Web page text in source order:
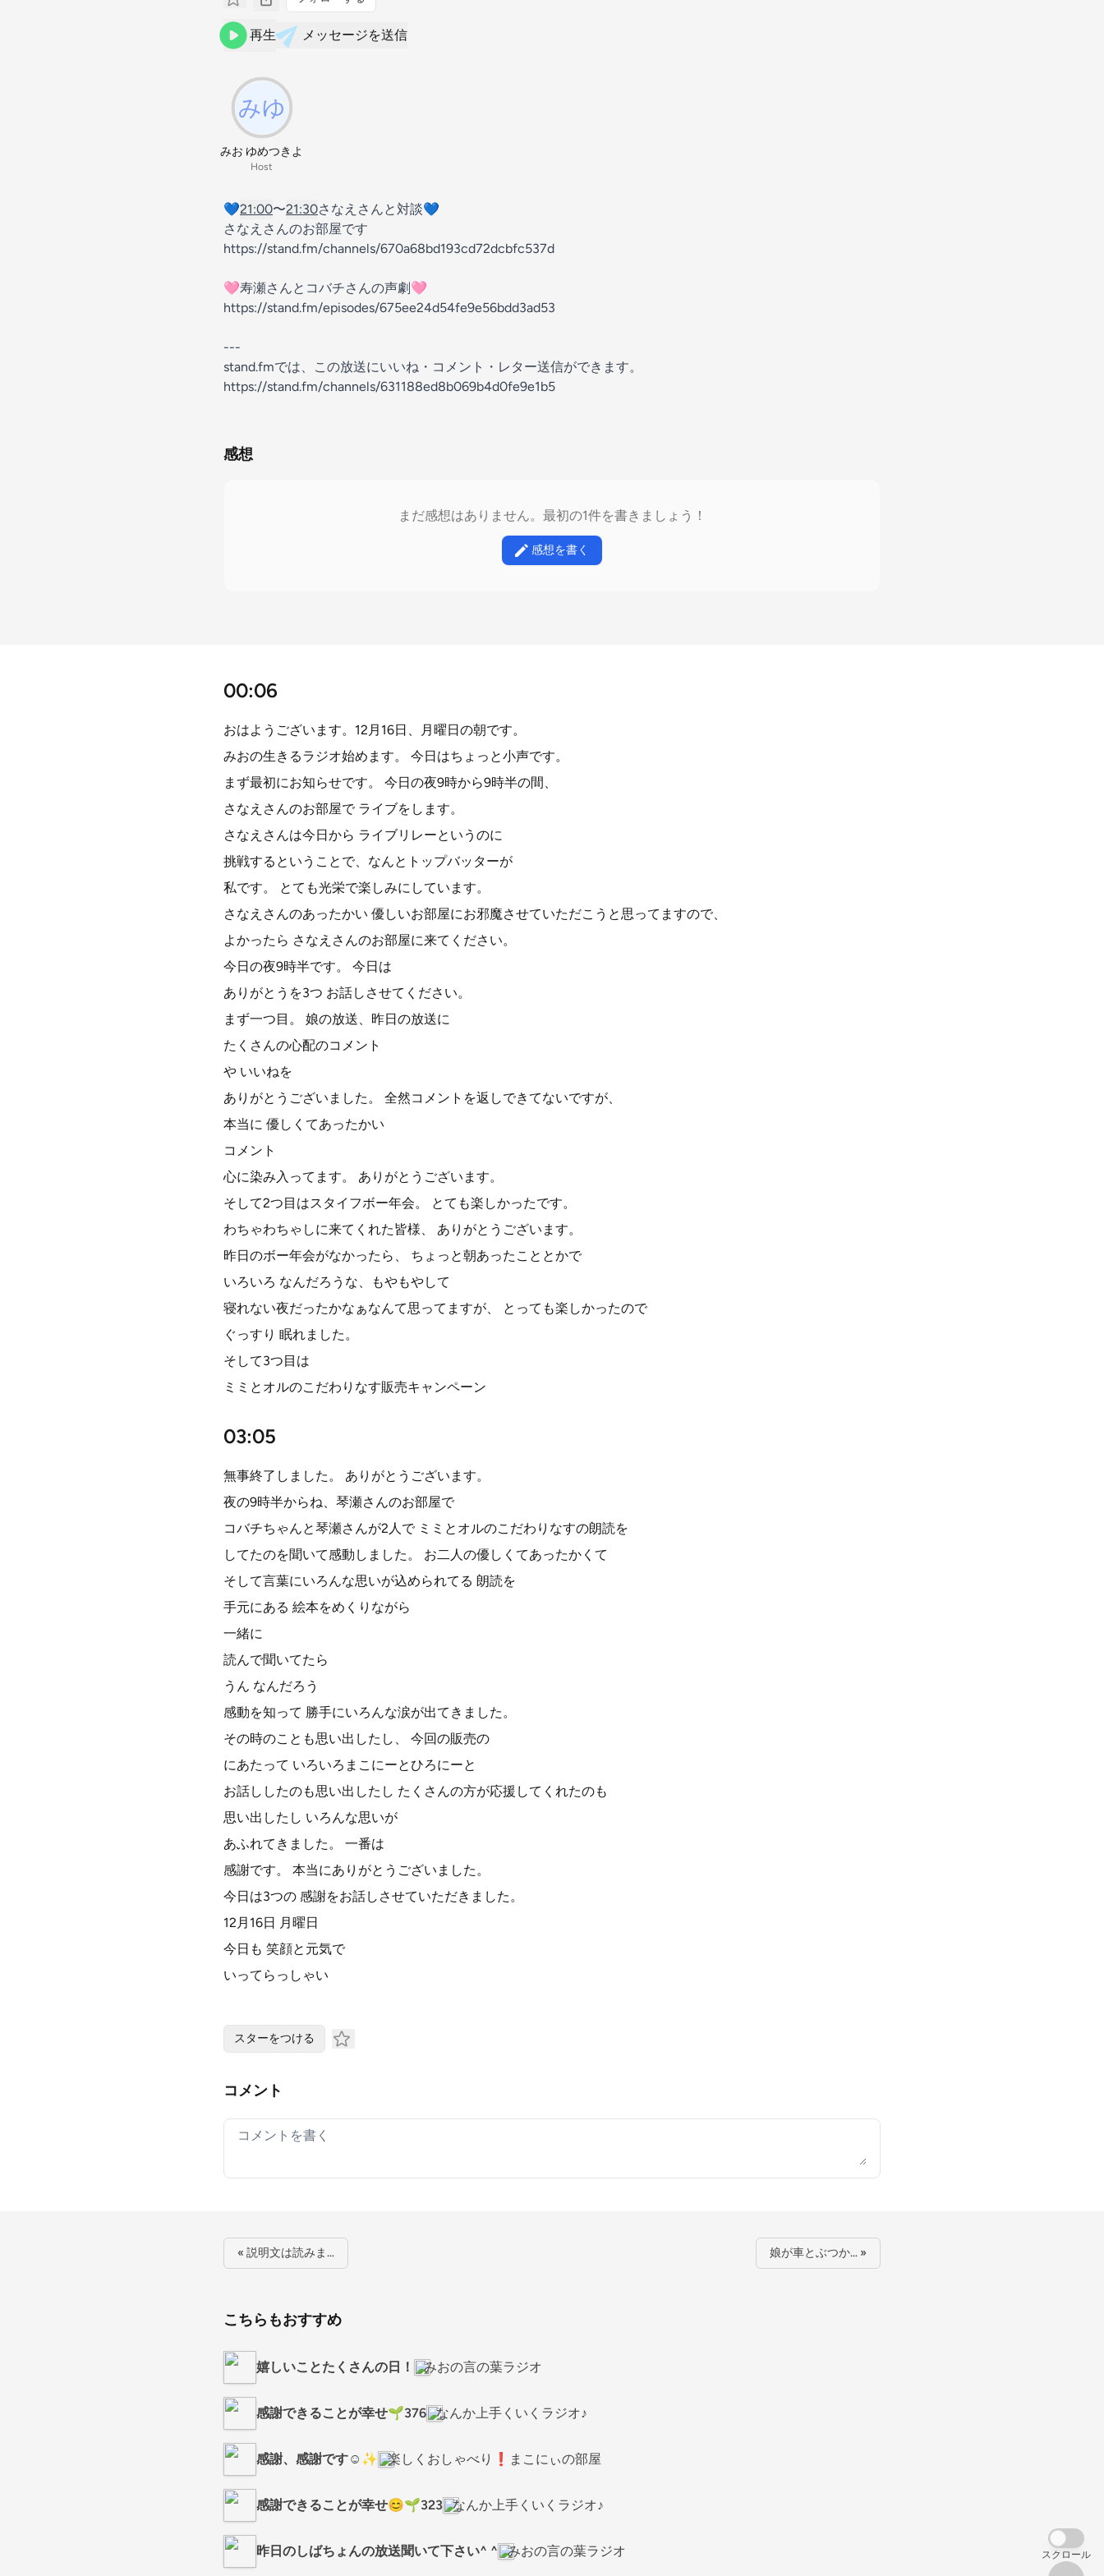
再生 メッセージを送信
みお ゆめつきよ
Host
💙21:00〜21:30さなえさんと対談💙
さなえさんのお部屋です
https://stand.fm/channels/670a68bd193cd72dcbfc537d
🩷寿瀬さんとコバチさんの声劇🩷
https://stand.fm/episodes/675ee24d54fe9e56bdd3ad53
---
stand.fmでは、この放送にいいね・コメント・レター送信ができます。
https://stand.fm/channels/631188ed8b069b4d0fe9e1b5
感想
まだ感想はありません。最初の1件を書きましょう！
感想を書く
00:06
おはようございます。12月16日、月曜日の朝です。
みおの生きるラジオ始めます。 今日はちょっと小声です。
まず最初にお知らせです。 今日の夜9時から9時半の間、
さなえさんのお部屋で ライブをします。
さなえさんは今日から ライブリレーというのに
挑戦するということで、なんとトップバッターが
私です。 とても光栄で楽しみにしています。
さなえさんのあったかい 優しいお部屋にお邪魔させていただこうと思ってますので、
よかったら さなえさんのお部屋に来てください。
今日の夜9時半です。 今日は
ありがとうを3つ お話しさせてください。
まず一つ目。 娘の放送、昨日の放送に
たくさんの心配のコメント
や いいねを
ありがとうございました。 全然コメントを返しできてないですが、
本当に 優しくてあったかい
コメント
心に染み入ってます。 ありがとうございます。
そして2つ目はスタイフボー年会。 とても楽しかったです。
わちゃわちゃしに来てくれた皆様、 ありがとうございます。
昨日のボー年会がなかったら、 ちょっと朝あったこととかで
いろいろ なんだろうな、もやもやして
寝れない夜だったかなぁなんて思ってますが、 とっても楽しかったので
ぐっすり 眠れました。
そして3つ目は
ミミとオルのこだわりなす販売キャンペーン
03:05
無事終了しました。 ありがとうございます。
夜の9時半からね、琴瀬さんのお部屋で
コバチちゃんと琴瀬さんが2人で ミミとオルのこだわりなすの朗読を
してたのを聞いて感動しました。 お二人の優しくてあったかくて
そして言葉にいろんな思いが込められてる 朗読を
手元にある 絵本をめくりながら
一緒に
読んで聞いてたら
うん なんだろう
感動を知って 勝手にいろんな涙が出てきました。
その時のことも思い出したし、 今回の販売の
にあたって いろいろまこにーとひろにーと
お話ししたのも思い出したし たくさんの方が応援してくれたのも
思い出したし いろんな思いが
あふれてきました。 一番は
感謝です。 本当にありがとうございました。
今日は3つの 感謝をお話しさせていただきました。
12月16日 月曜日
今日も 笑顔と元気で
いってらっしゃい
スターをつける
コメント
Your comment
« 説明文は読みま… 娘が車とぶつか… »
こちらもおすすめ
嬉しいことたくさんの日！ みおの言の葉ラジオ
感謝できることが幸せ🌱376 なんか上手くいくラジオ♪
感謝、感謝です☺✨ 楽しくおしゃべり❗まこにぃの部屋
感謝できることが幸せ😊🌱323 なんか上手くいくラジオ♪
昨日のしばちょんの放送聞いて下さい^ ^ みおの言の葉ラジオ スクロール